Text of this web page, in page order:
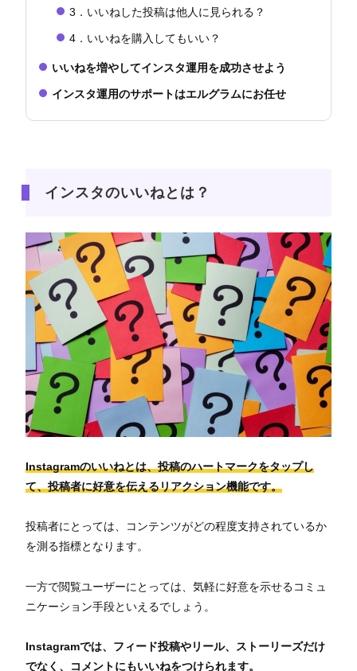
3．いいねした投稿は他人に見られる？
4．いいねを購入してもいい？
いいねを増やしてインスタ運用を成功させよう
インスタ運用のサポートはエルグラムにお任せ
インスタのいいねとは？
Instagramのいいねとは、投稿のハートマークをタップし
て、投稿者に好意を伝えるリアクション機能です。
投稿者にとっては、コンテンツがどの程度支持されているか
を測る指標となります。
一方で閲覧ユーザーにとっては、気軽に好意を示せるコミュ
ニケーション手段といえるでしょう。
Instagramでは、フィード投稿やリール、ストーリーズだけ
でなく、コメントにもいいねをつけられます。